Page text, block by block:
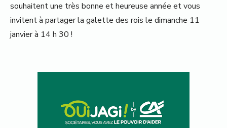
souhaitent une très bonne et heureuse année et vous
invitent à partager la galette des rois le dimanche 11
janvier à 14 h 30 !